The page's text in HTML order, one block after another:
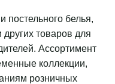
постельного белья,
товаров для
Ассортимент
коллекции,
розничных